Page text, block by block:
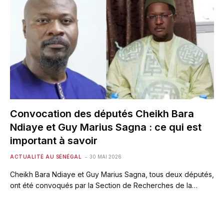
Convocation des députés Cheikh Bara
Ndiaye et Guy Marius Sagna : ce qui est
important à savoir
ACTUALITÉ AU SÉNÉGAL 30 MAI 2026
Cheikh Bara Ndiaye et Guy Marius Sagna, tous deux députés,
ont été convoqués par la Section de Recherches de la…